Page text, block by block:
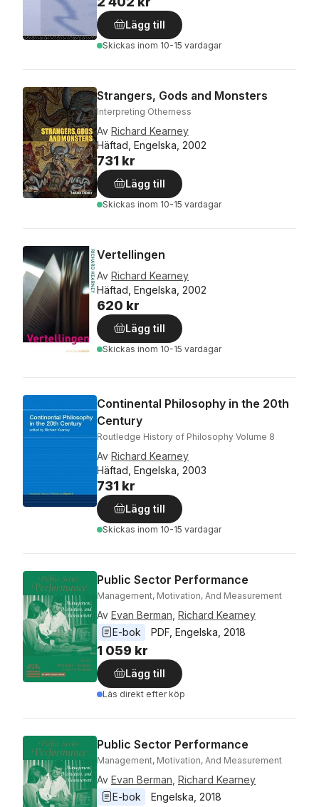
Lägg till
Skickas inom 10-15 vardagar
Strangers, Gods and Monsters
Interpreting Otherness
Av Richard Kearney
Häftad, Engelska, 2002
731 kr
Lägg till
Skickas inom 10-15 vardagar
Vertellingen
Av Richard Kearney
Häftad, Engelska, 2002
620 kr
Lägg till
Skickas inom 10-15 vardagar
Continental Philosophy in the 20th
Century
Routledge History of Philosophy Volume 8
Av Richard Kearney
Häftad, Engelska, 2003
731 kr
Lägg till
Skickas inom 10-15 vardagar
Public Sector Performance
Management, Motivation, And Measurement
Av Evan Berman Richard Kearney
E-bok
PDF Engelska 2018
1 059 kr
Lägg till
Läs direkt efter köp
Public Sector Performance
Management, Motivation, And Measurement
Av Evan Berman Richard Kearney
E-bok
Engelska 2018